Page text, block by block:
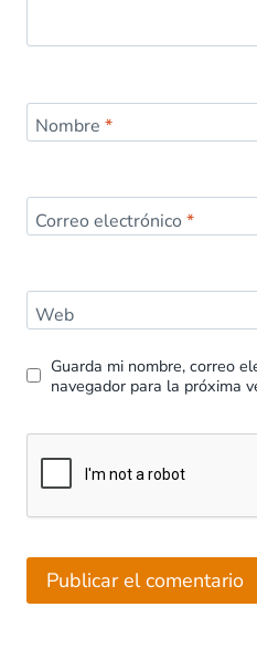
Nombre *
Correo electrónico *
Web
Guarda mi nombre, correo
navegador para la próxima